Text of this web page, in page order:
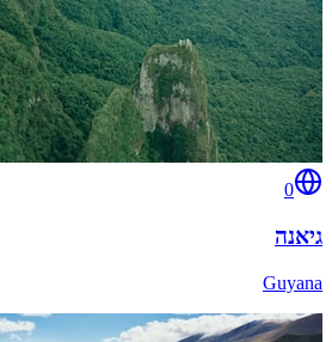
0
גיאנה
Guyana